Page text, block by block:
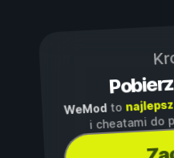
WeModto
i cheatami do